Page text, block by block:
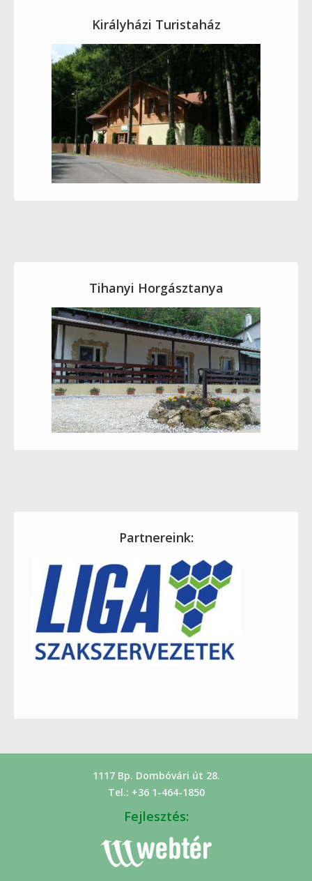
Királyházi Turistaház
Tihanyi Horgásztanya
Partnereink:
1117 Bp. Dombóvári út 28.
Tel.: +36 1-464-1850
Fejlesztés: